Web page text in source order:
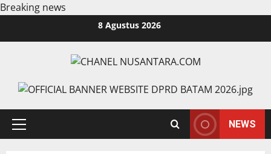
Breaking news
8 Agustus 2026
Primary
NEWS